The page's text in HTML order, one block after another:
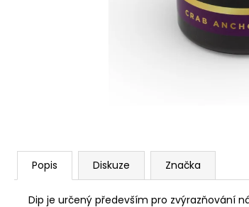
Popis Diskuze Značka
Dip je určený především pro zvýrazňování